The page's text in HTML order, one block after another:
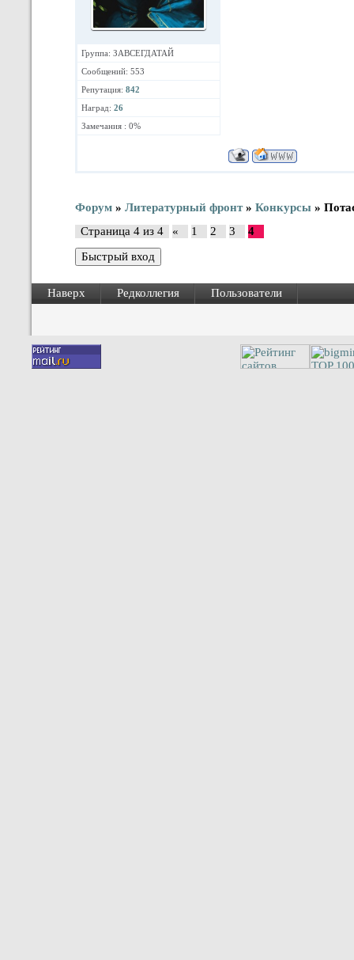
Группа: ЗАВСЕГДАТАЙ
Сообщений: 553
Репутация: 842
Наград: 26
Замечания : 0%
Форум » Литературный фронт » Конкурсы »
Страница 4 из 4 « 1 2 3 4
Наверх Редколлегия Пользователи